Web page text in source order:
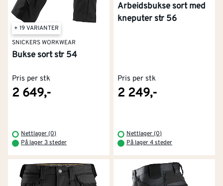
+ 19 VARIANTER
SNICKERS WORKWEAR
Bukse sort str 54
Pris per stk
2 649,-
Nettlager (0)
På lager 3 steder
Arbeidsbukse sort med
kneputer str 56
Pris per stk
2 249,-
Nettlager (0)
På lager 4 steder